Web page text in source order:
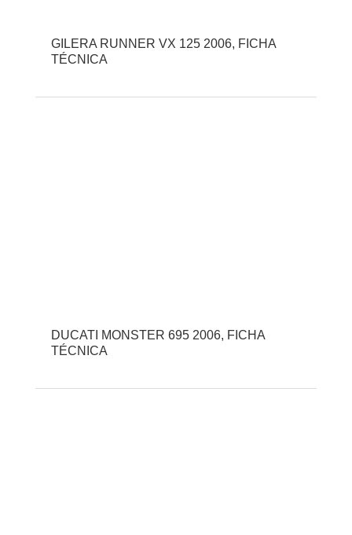
GILERA RUNNER VX 125 2006, FICHA
TÉCNICA
DUCATI MONSTER 695 2006, FICHA
TÉCNICA